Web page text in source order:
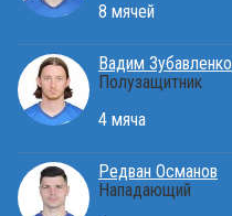
8 мячей
Вадим Зубавленко
Полузащитник
4 мяча
Редван Османов
Нападающий